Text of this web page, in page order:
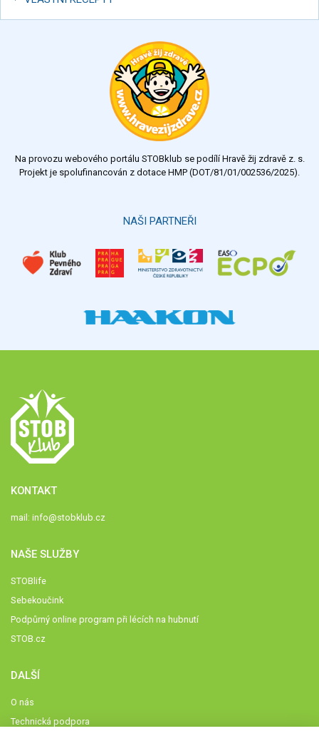
Na provozu webového portálu STOBklub se podílí Hravě žij zdravě z. s.
Projekt je spolufinancován z dotace HMP (DOT/81/01/002536/2025).
NAŠI PARTNEŘI
KONTAKT
mail: info@stobklub.cz
NAŠE SLUŽBY
STOBlife
Sebekoučink
Podpůrný online program při lécích na hubnutí
STOB.cz
DALŠÍ
O nás
Technická podpora